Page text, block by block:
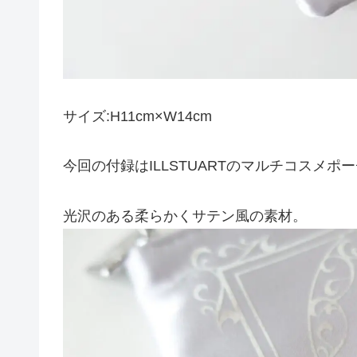
サイズ:H11cm×W14cm
今回の付録はILLSTUARTのマルチコスメポ
光沢のある柔らかくサテン風の素材。